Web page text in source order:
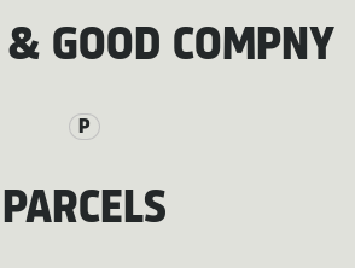
GOOD COMPNY
P
PARCELS